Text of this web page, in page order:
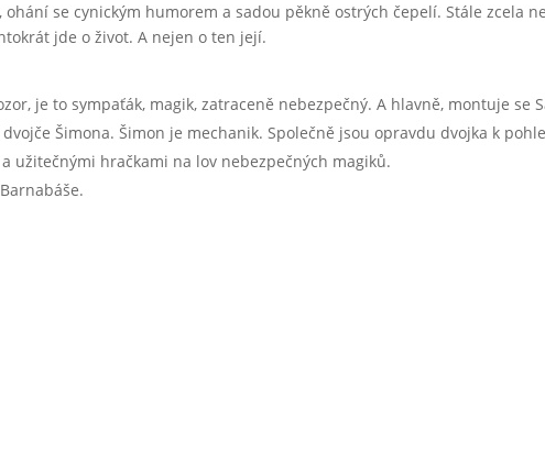
se cynickým humorem a sadou pěkně ostrých čepelí. Stále zcela
jde o život. A nejen o ten její.
je to sympaťák, magik, zatraceně nebezpečný. A hlavně, montuje se
Šimona. Šimon je mechanik. Společně jsou opravdu dvojka k
užitečnými hračkami na lov nebezpečných magiků.